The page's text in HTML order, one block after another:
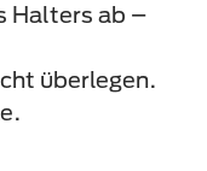
Halters ab –
überlegen.